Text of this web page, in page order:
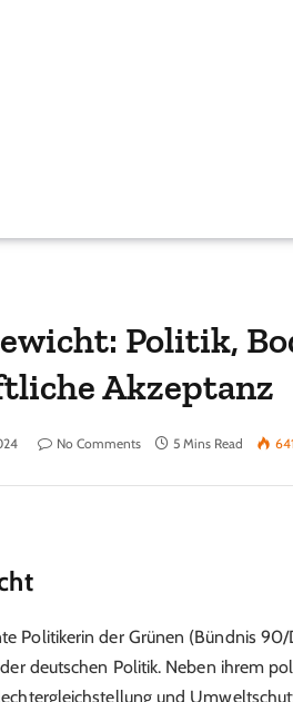
Politik,
Akzeptanz
No Comments 5 Mins Read 641
Politikerin der Grünen (Bündnis
deutschen Politik. Neben ihrem
und